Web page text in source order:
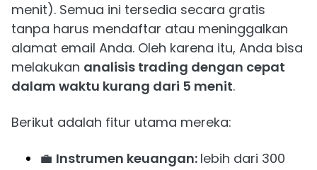
menit). Semua ini tersedia secara gratis
tanpa harus mendaftar atau meninggalkan
alamat email Anda. Oleh karena itu, Anda bisa
melakukan analisis trading dengan cepat
dalam waktu kurang dari 5 menit.
Berikut adalah fitur utama mereka:
💼 Instrumen keuangan: lebih dari 300